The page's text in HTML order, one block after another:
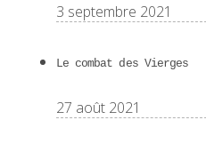
3 septembre 2021
Le combat des Vierges
27 août 2021